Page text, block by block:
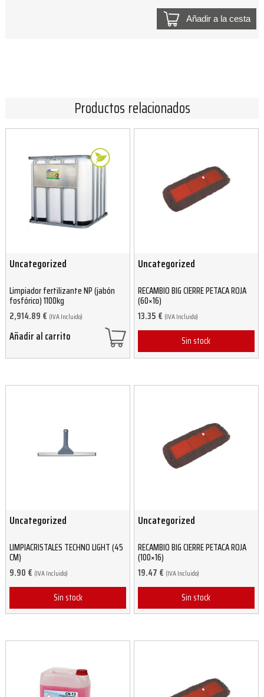
Añadir a la cesta
Productos relacionados
Uncategorized
Limpiador fertilizante NP (jabón
fosfórico) 1100kg
2,914.89 € (IVA Incluido)
Añadir al carrito
Uncategorized
RECAMBIO BIG CIERRE PETACA ROJA
(60×16)
13.35 € (IVA Incluido)
Sin stock
Uncategorized
LIMPIACRISTALES TECHNO LIGHT (45
CM)
9.90 € (IVA Incluido)
Sin stock
Uncategorized
RECAMBIO BIG CIERRE PETACA ROJA
(100×16)
19.47 € (IVA Incluido)
Sin stock